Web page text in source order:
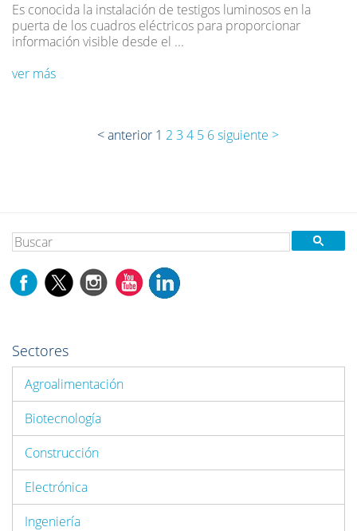
Es conocida la instalación de testigos luminosos en la
puerta de los cuadros eléctricos para proporcionar
información visible desde el ...
ver más
< anterior 1 2 3 4 5 6siguiente >
Sectores
Agroalimentación
Biotecnología
Construcción
Electrónica
Ingeniería